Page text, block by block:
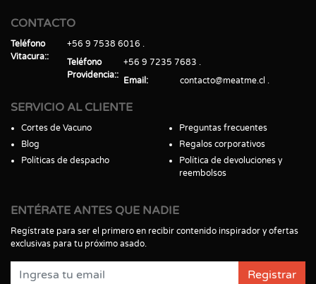
CONTACTO
Teléfono
Vitacura:
+56 9 7538 6016
Teléfono
Providencia:
+56 9 7235 7683
Email
contacto@meatme.cl
SERVICIO AL CLIENTE
Cortes de Vacuno
Blog
Políticas de despacho
Preguntas frecuentes
Regalos corporativos
Política de devoluciones y
reembolsos
ENTÉRATE ANTES QUE NADIE
Regístrate para ser el primero en recibir contenido inspirador y ofertas
exclusivas para tu próximo asado.
Registrar